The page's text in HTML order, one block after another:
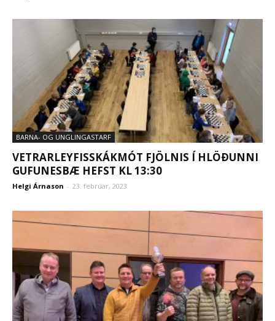
BARNA- OG UNGLINGASTARF
VETRARLEYFISSKÁKMÓT FJÖLNIS Í HLÖÐUNNI
GUFUNESBÆ HEFST KL 13:30
Helgi Árnason - 23. febrúar, 2023